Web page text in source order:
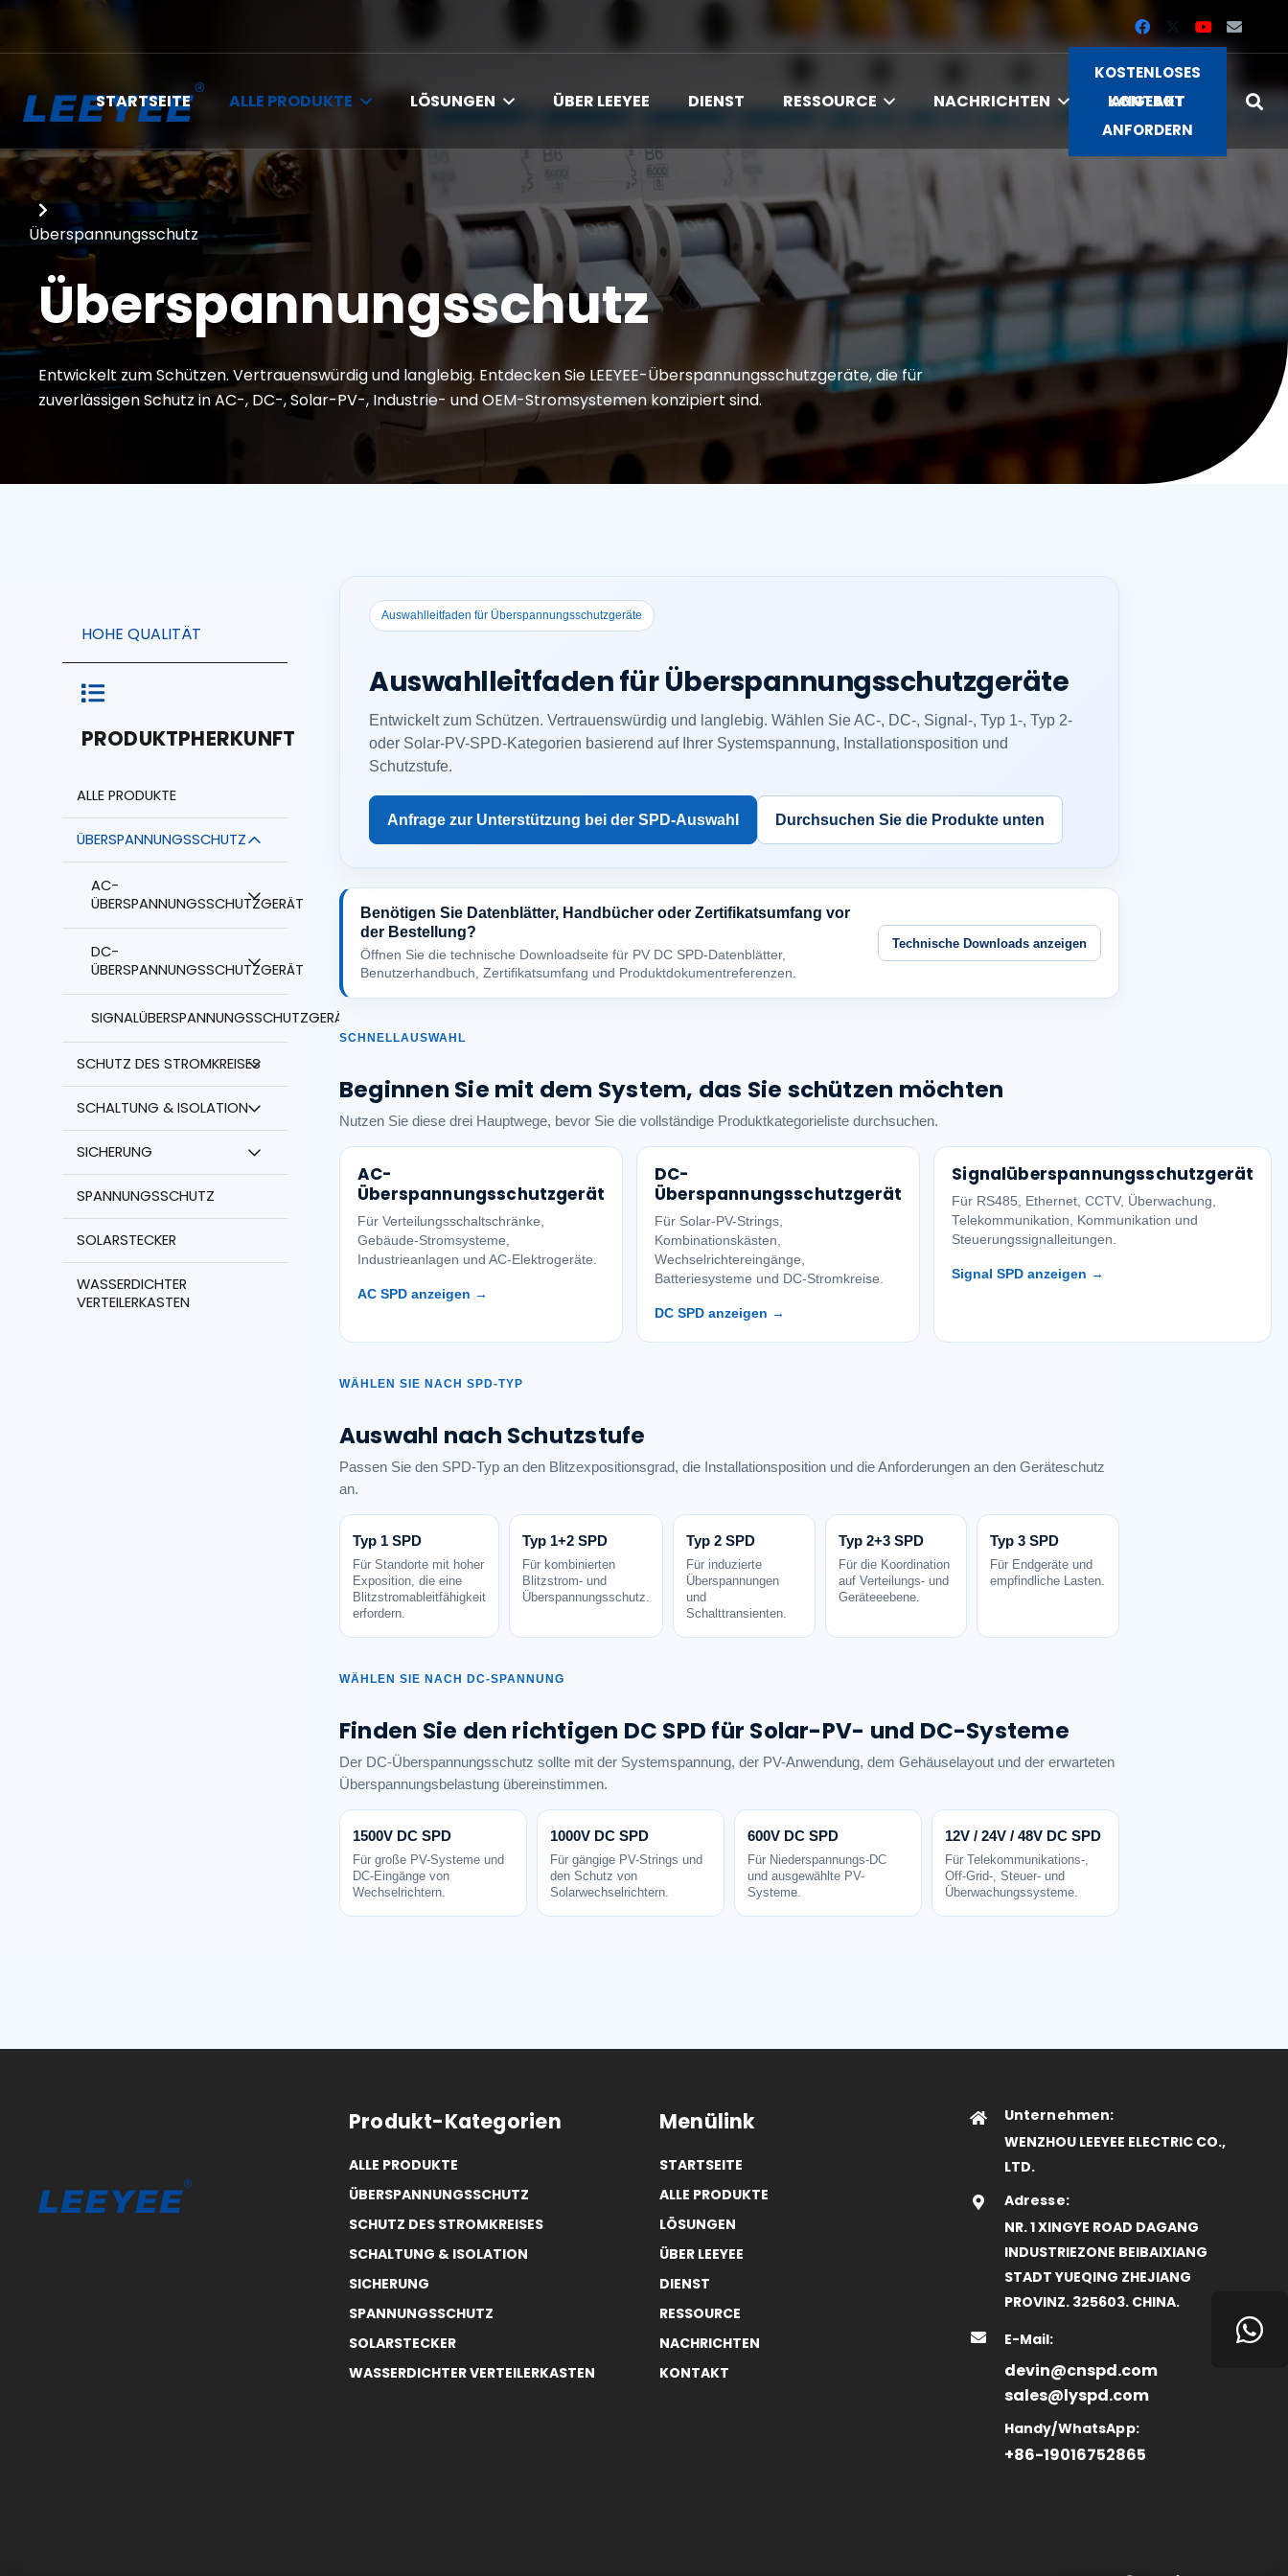
STARTSEITE ALLE PRODUKTE LÖSUNGEN ÜBER LEEYEE DIENST RESSOURCE NACHRICHTEN KONTAKT
KOSTENLOSES
ANGEBOT
ANFORDERN
Überspannungsschutz
Überspannungsschutz
Entwickelt zum Schützen. Vertrauenswürdig und langlebig. Entdecken Sie LEEYEE-Überspannungsschutzgeräte, die für
zuverlässigen Schutz in AC-, DC-, Solar-PV-, Industrie- und OEM-Stromsystemen konzipiert sind.
HOHE QUALITÄT
PRODUKTPHERKUNFT
ALLE PRODUKTE
ÜBERSPANNUNGSSCHUTZ
AC-
ÜBERSPANNUNGSSCHUTZGERÄT
DC-
ÜBERSPANNUNGSSCHUTZGERÄT
SIGNALÜBERSPANNUNGSSCHUTZGERÄT
SCHUTZ DES STROMKREISES
SCHALTUNG & ISOLATION
SICHERUNG
SPANNUNGSSCHUTZ
SOLARSTECKER
WASSERDICHTER
VERTEILERKASTEN
Auswahlleitfaden für Überspannungsschutzgeräte
Auswahlleitfaden für Überspannungsschutzgeräte
Entwickelt zum Schützen. Vertrauenswürdig und langlebig. Wählen Sie AC-, DC-, Signal-, Typ 1-, Typ 2-
oder Solar-PV-SPD-Kategorien basierend auf Ihrer Systemspannung, Installationsposition und
Schutzstufe.
Anfrage zur Unterstützung bei der SPD-Auswahl Durchsuchen Sie die Produkte unten
Benötigen Sie Datenblätter, Handbücher oder Zertifikatsumfang vor
der Bestellung?
Öffnen Sie die technische Downloadseite für PV DC SPD-Datenblätter,
Benutzerhandbuch, Zertifikatsumfang und Produktdokumentreferenzen.
Technische Downloads anzeigen
SCHNELLAUSWAHL
Beginnen Sie mit dem System, das Sie schützen möchten
Nutzen Sie diese drei Hauptwege, bevor Sie die vollständige Produktkategorieliste durchsuchen.
AC-
Überspannungsschutzgerät
Für Verteilungsschaltschränke,
Gebäude-Stromsysteme,
Industrieanlagen und AC-Elektrogeräte.
AC SPD anzeigen →
DC-
Überspannungsschutzgerät
Für Solar-PV-Strings,
Kombinationskästen,
Wechselrichtereingänge,
Batteriesysteme und DC-Stromkreise.
DC SPD anzeigen →
Signalüberspannungsschutzgerät
Für RS485, Ethernet, CCTV, Überwachung,
Telekommunikation, Kommunikation und
Steuerungssignalleitungen.
Signal SPD anzeigen →
WÄHLEN SIE NACH SPD-TYP
Auswahl nach Schutzstufe
Passen Sie den SPD-Typ an den Blitzexpositionsgrad, die Installationsposition und die Anforderungen an den Geräteschutz
an.
Typ 1 SPD
Für Standorte mit hoher
Exposition, die eine
Blitzstromableitfähigkeit
erfordern.
Typ 1+2 SPD
Für kombinierten
Blitzstrom- und
Überspannungsschutz.
Typ 2 SPD
Für induzierte
Überspannungen
und
Schalttransienten.
Typ 2+3 SPD
Für die Koordination
auf Verteilungs- und
Geräteeebene.
Typ 3 SPD
Für Endgeräte und
empfindliche Lasten.
WÄHLEN SIE NACH DC-SPANNUNG
Finden Sie den richtigen DC SPD für Solar-PV- und DC-Systeme
Der DC-Überspannungsschutz sollte mit der Systemspannung, der PV-Anwendung, dem Gehäuselayout und der erwarteten
Überspannungsbelastung übereinstimmen.
1500V DC SPD
Für große PV-Systeme und
DC-Eingänge von
Wechselrichtern.
1000V DC SPD
Für gängige PV-Strings und
den Schutz von
Solarwechselrichtern.
600V DC SPD
Für Niederspannungs-DC
und ausgewählte PV-
Systeme.
12V / 24V / 48V DC SPD
Für Telekommunikations-,
Off-Grid-, Steuer- und
Überwachungssysteme.
Produkt-Kategorien
ALLE PRODUKTE
ÜBERSPANNUNGSSCHUTZ
SCHUTZ DES STROMKREISES
SCHALTUNG & ISOLATION
SICHERUNG
SPANNUNGSSCHUTZ
SOLARSTECKER
WASSERDICHTER VERTEILERKASTEN
Menülink
STARTSEITE
ALLE PRODUKTE
LÖSUNGEN
ÜBER LEEYEE
DIENST
RESSOURCE
NACHRICHTEN
KONTAKT
Unternehmen:
WENZHOU LEEYEE ELECTRIC CO.,
LTD.
Adresse:
NR. 1 XINGYE ROAD DAGANG
INDUSTRIEZONE BEIBAIXIANG
STADT YUEQING ZHEJIANG
PROVINZ. 325603. CHINA.
E-Mail:
devin@cnspd.com
sales@lyspd.com
Handy/WhatsApp:
+86-19016752865